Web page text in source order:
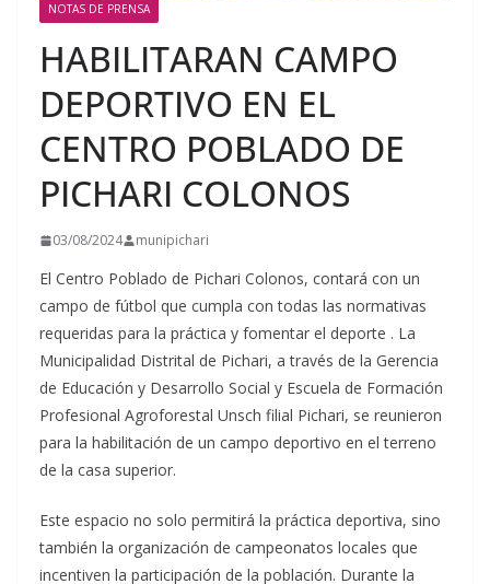
NOTAS DE PRENSA
HABILITARAN CAMPO
DEPORTIVO EN EL
CENTRO POBLADO DE
PICHARI COLONOS
03/08/2024 munipichari
El Centro Poblado de Pichari Colonos, contará con un
campo de fútbol que cumpla con todas las normativas
requeridas para la práctica y fomentar el deporte . La
Municipalidad Distrital de Pichari, a través de la Gerencia
de Educación y Desarrollo Social y Escuela de Formación
Profesional Agroforestal Unsch filial Pichari, se reunieron
para la habilitación de un campo deportivo en el terreno
de la casa superior.
Este espacio no solo permitirá la práctica deportiva, sino
también la organización de campeonatos locales que
incentiven la participación de la población. Durante la